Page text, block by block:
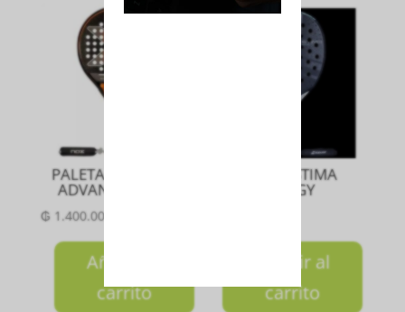
PALETA EQUATION
ADVANCED 2024
₲1.400.000
Añadir al
carrito
PALETA STIMA
ENERGY
Añadir al
carrito